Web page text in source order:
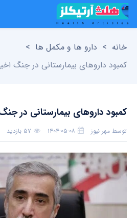
خانه > دارو ها و مکمل ها >
کمبود داروهای بیمارستانی در جنگ
کمبود داروهای بیمارستانی در
توسط مهر نیوز ۱۴۰۴-۰۵-۰۸ ۵۷ بازدید